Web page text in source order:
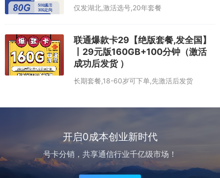
仅发湖北,激活选号,20年套餐
联通爆款卡29【绝版套餐,发全国】
丨29元版160GB+100分钟（激活
成功后发货 ）
长期套餐,18-60岁可下单,先激活后发货
开启0成本创业新时代
号卡分销，共享通信行业千亿级市场！